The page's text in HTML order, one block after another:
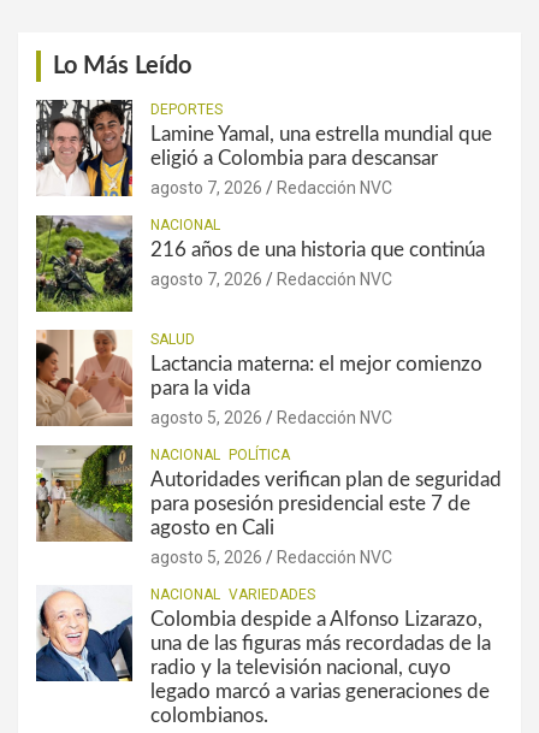
Lo Más Leído
DEPORTES
Lamine Yamal, una estrella mundial que
eligió a Colombia para descansar
agosto 7, 2026 Redacción NVC
NACIONAL
216 años de una historia que continúa
agosto 7, 2026 Redacción NVC
SALUD
Lactancia materna: el mejor comienzo
para la vida
agosto 5, 2026 Redacción NVC
NACIONAL POLÍTICA
Autoridades verifican plan de seguridad
para posesión presidencial este 7 de
agosto en Cali
agosto 5, 2026 Redacción NVC
NACIONAL VARIEDADES
Colombia despide a Alfonso Lizarazo,
una de las figuras más recordadas de la
radio y la televisión nacional, cuyo
legado marcó a varias generaciones de
colombianos.